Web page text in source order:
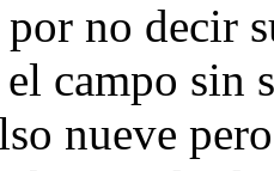
no decir
campo sin
nueve